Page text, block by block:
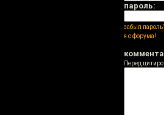
пароль:
забыл
я с форума!
Перед